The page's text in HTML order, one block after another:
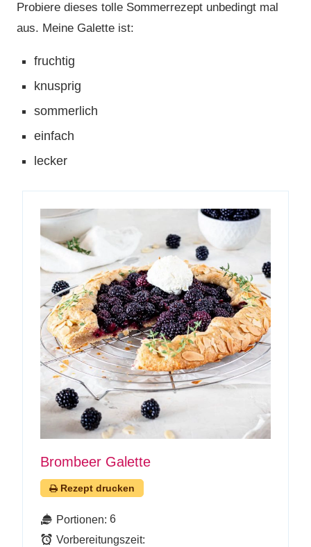
Probiere dieses tolle Sommerrezept unbedingt mal
aus. Meine Galette ist:
fruchtig
knusprig
sommerlich
einfach
lecker
Brombeer Galette
Rezept drucken
Portionen: 6
Vorbereitungszeit: